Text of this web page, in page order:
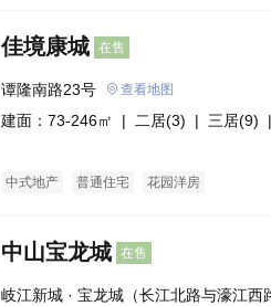
佳境康城 在售
谭隆南路23号 查看地图
建面：73-246㎡ | 二居(3) | 三居(9)
中式地产 普通住宅 花园洋房
中山宝龙城 在售
岐江新城 · 宝龙城（长江北路与濠江西